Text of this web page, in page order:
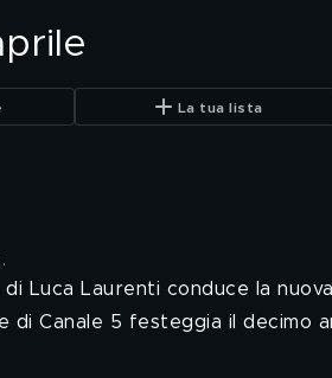
La tua lista
.
Luca Laurenti conduce la
Canale 5 festeggia il decimo